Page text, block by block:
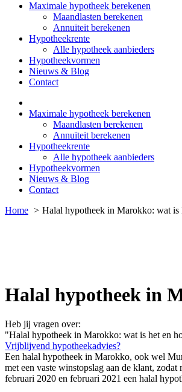
Maximale hypotheek berekenen
Maandlasten berekenen
Annuïteit berekenen
Hypotheekrente
Alle hypotheek aanbieders
Hypotheekvormen
Nieuws & Blog
Contact
Maximale hypotheek berekenen
Maandlasten berekenen
Annuïteit berekenen
Hypotheekrente
Alle hypotheek aanbieders
Hypotheekvormen
Nieuws & Blog
Contact
Home
Halal hypotheek in Marokko: wat is
Halal hypotheek in
Heb jij vragen over:
"Halal hypotheek in Marokko: wat is het en
Vrijblijvend hypotheekadvies?
Een halal hypotheek in Marokko, ook wel
met een vaste winstopslag aan de klant,
februari 2020 en februari 2021 een halal